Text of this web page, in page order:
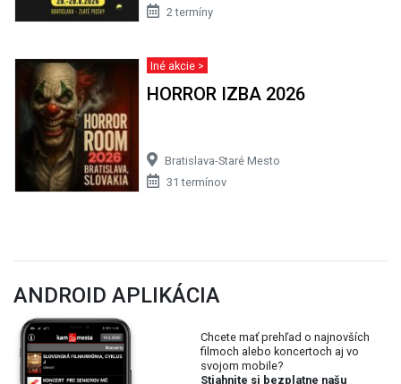
2 termíny
Iné akcie >
HORROR IZBA 2026
Bratislava-Staré Mesto
31 termínov
ANDROID APLIKÁCIA
Chcete mať prehľad o najnovších
filmoch alebo koncertoch aj vo
svojom mobile?
Stiahnite si bezplatne našu